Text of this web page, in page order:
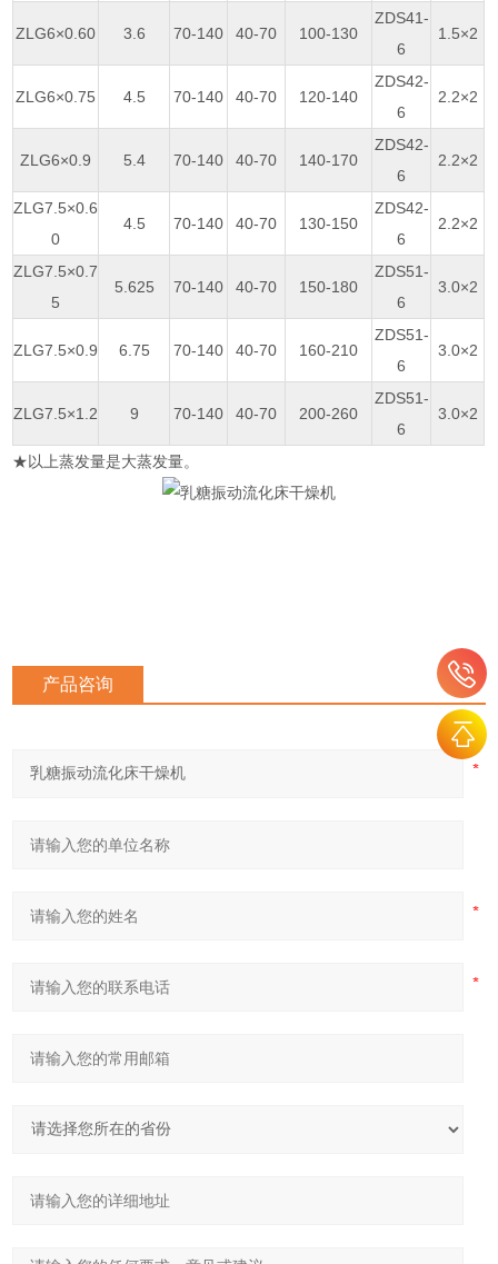
ZLG6×0.60 3.6 70-140 40-70 100-130
ZDS41-
6
1.5×2
ZLG6×0.75 4.5 70-140 40-70 120-140
ZDS42-
6
2.2×2
ZLG6×0.9 5.4 70-140 40-70 140-170
ZDS42-
6
2.2×2
ZLG7.5×0.6
0
4.5 70-140 40-70 130-150
ZDS42-
6
2.2×2
ZLG7.5×0.7
5
5.625 70-140 40-70 150-180
ZDS51-
6
3.0×2
ZLG7.5×0.9 6.75 70-140 40-70 160-210
ZDS51-
6
3.0×2
ZLG7.5×1.2 9 70-140 40-70 200-260
ZDS51-
6
3.0×2
★以上蒸发量是大蒸发量。
产品咨询